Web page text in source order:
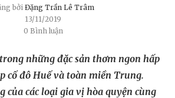
bởiĐặng Trần Lê Trâm
13/11/2019
0 Bình luận
những đặc sản thơm ngon hấp
cố đô Huế và toàn miền Trung.
của các loại gia vị hòa quyện cùng